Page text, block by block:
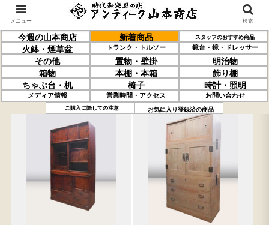
今週の山本商店 新着商品 スタッフのおすすめ商品
火鉢・煙草盆 トランク・トルソー 鏡台・鏡・ドレッサー
その他 置物・壁掛
明治物
箱物
本棚・本箱
飾り棚
ちゃぶ台・机
椅子 時計・照明
メディア情報 営業時間・アクセス お問い合わせ
ご購入に際しての注意 お気に入り登録済の商品
過去の取り扱い商品(5月29日分) 売約済の商品を非表示にする
メニュー 検索